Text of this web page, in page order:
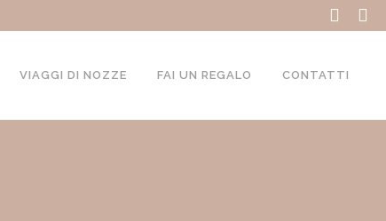
VIAGGI DI NOZZE FAI UN REGALO CONTATTI